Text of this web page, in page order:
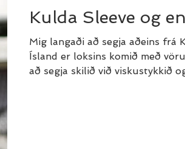
Kulda Sleeve og
Mig langaði að segja aðeins frá
Ísland er loksins komið með
að segja skilið við viskustykkið